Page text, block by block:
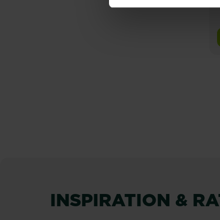
INSPIRATION &